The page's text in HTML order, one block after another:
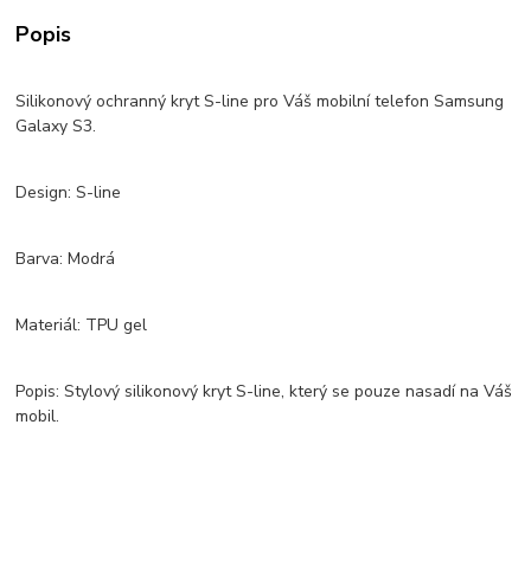
Popis
Silikonový ochranný kryt S-line pro Váš mobilní telefon Samsung
Galaxy S3.
Design: S-line
Barva: Modrá
Materiál: TPU gel
Popis: Stylový silikonový kryt S-line, který se pouze nasadí na Váš
mobil.